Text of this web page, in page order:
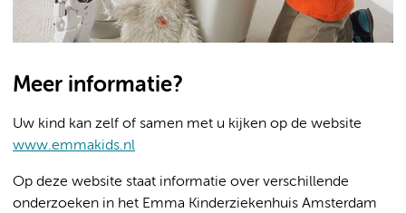
Meer informatie?
Uw kind kan zelf of samen met u kijken op de website
www.emmakids.nl
Op deze website staat informatie over verschillende
onderzoeken in het Emma Kinderziekenhuis Amsterdam